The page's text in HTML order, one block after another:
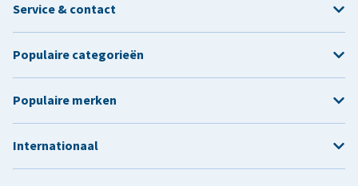
Service & contact
Populaire categorieën
Populaire merken
Internationaal